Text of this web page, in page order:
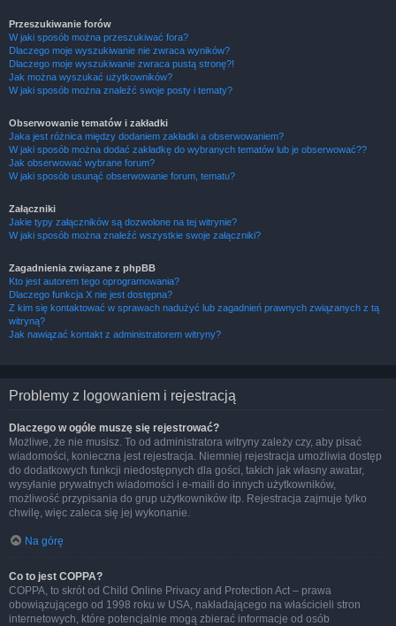
Przeszukiwanie forów
W jaki sposób można przeszukiwać fora?
Dlaczego moje wyszukiwanie nie zwraca wyników?
Dlaczego moje wyszukiwanie zwraca pustą stronę?!
Jak można wyszukać użytkowników?
W jaki sposób można znaleźć swoje posty i tematy?
Obserwowanie tematów i zakładki
Jaka jest różnica między dodaniem zakładki a obserwowaniem?
W jaki sposób można dodać zakładkę do wybranych tematów lub je obserwować??
Jak obserwować wybrane forum?
W jaki sposób usunąć obserwowanie forum, tematu?
Załączniki
Jakie typy załączników są dozwolone na tej witrynie?
W jaki sposób można znaleźć wszystkie swoje załączniki?
Zagadnienia związane z phpBB
Kto jest autorem tego oprogramowania?
Dlaczego funkcja X nie jest dostępna?
Z kim się kontaktować w sprawach nadużyć lub zagadnień prawnych związanych z tą
witryną?
Jak nawiązać kontakt z administratorem witryny?
Problemy z logowaniem i rejestracją
Dlaczego w ogóle muszę się rejestrować?
Możliwe, że nie musisz. To od administratora witryny zależy czy, aby pisać
wiadomości, konieczna jest rejestracja. Niemniej rejestracja umożliwia dostęp
do dodatkowych funkcji niedostępnych dla gości, takich jak własny awatar,
wysyłanie prywatnych wiadomości i e-maili do innych użytkowników,
możliwość przypisania do grup użytkowników itp. Rejestracja zajmuje tylko
chwilę, więc zaleca się jej wykonanie.
Na górę
Co to jest COPPA?
COPPA, to skrót od Child Online Privacy and Protection Act – prawa
obowiązującego od 1998 roku w USA, nakładającego na właścicieli stron
internetowych, które potencjalnie mogą zbierać informacje od osób